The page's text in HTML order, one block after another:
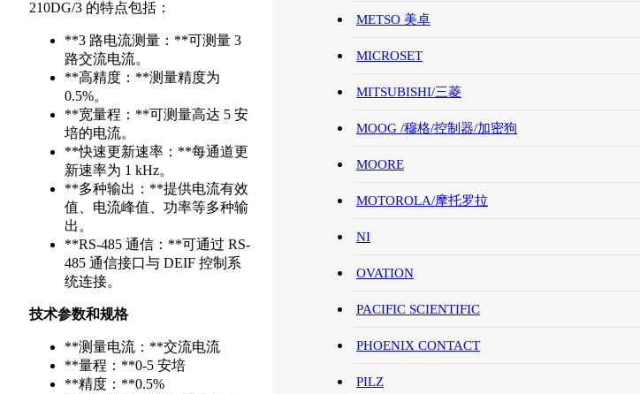
210DG/3 的特点包括：
**3 路电流测量：**可测量 3
路交流电流。
**高精度：**测量精度为
0.5%。
**宽量程：**可测量高达 5 安
培的电流。
**快速更新速率：**每通道更
新速率为 1 kHz。
**多种输出：**提供电流有效
值、电流峰值、功率等多种输
出。
**RS-485 通信：**可通过 RS-
485 通信接口与 DEIF 控制系
统连接。
技术参数和规格
**测量电流：**交流电流
**量程：**0-5 安培
**精度：**0.5%
METSO 美卓
MICROSET
MITSUBISHI/三菱
MOOG /穆格/控制器/加密狗
MOORE
MOTOROLA/摩托罗拉
NI
OVATION
PACIFIC SCIENTIFIC
PHOENIX CONTACT
PILZ